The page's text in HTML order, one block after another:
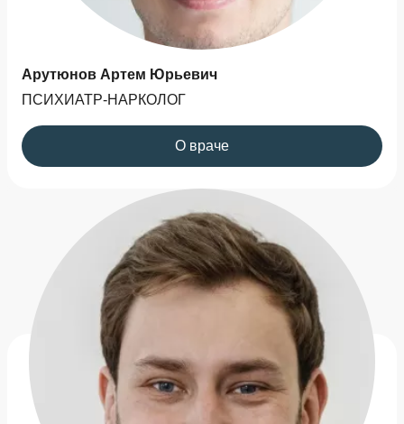
Арутюнов Артем Юрьевич
ПСИХИАТР-НАРКОЛОГ
О враче